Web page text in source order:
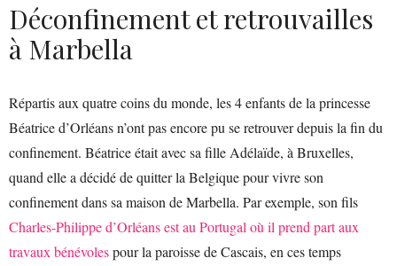
Déconfinement et retrouvailles
à Marbella
Répartis aux quatre coins du monde, les 4 enfants de la princesse
Béatrice d’Orléans n’ont pas encore pu se retrouver depuis la fin du
confinement. Béatrice était avec sa fille Adélaïde, à Bruxelles,
quand elle a décidé de quitter la Belgique pour vivre son
confinement dans sa maison de Marbella. Par exemple, son fils
Charles-Philippe d’Orléans est au Portugal où il prend part aux
travaux bénévolespour la paroisse de Cascais, en ces temps